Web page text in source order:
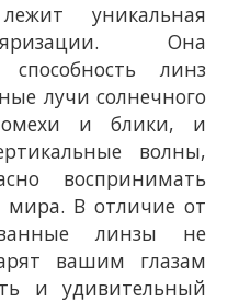
уникальная
Она
способность линз
лучи солнечного
и блики, и
волны,
воспринимать
мира. В отличие от
линзы не
вашим глазам
и удивительный